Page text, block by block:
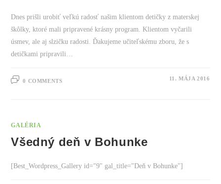
Dnes prišli urobiť veľkú radosť našim klientom detičky z materskej
škôlky, ktoré mali pripravené krásny program. Klientom vyčarili
úsmev, ale aj slzičku radosti. Ďakujeme učiteľskému zboru, že s
detičkami pripravili…
0 COMMENTS 11. MÁJA 2016
GALÉRIA
Všedný deň v Bohunke
[Best_Wordpress_Gallery id="9" gal_title="Deň v Bohunke"]